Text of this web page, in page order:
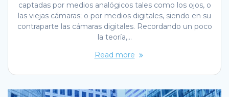
captadas por medios analógicos tales como los ojos, o
las viejas cámaras; o por medios digitales, siendo en su
contraparte las cámaras digitales. Recordando un poco
la teoría,…
Read more